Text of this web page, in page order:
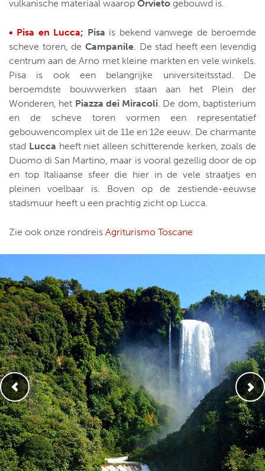
vulkanische materiaal waarop Orvieto gebouwd is.
• Pisa en Lucca; Pisa is bekend vanwege de beroemde
scheve toren, de Campanile. De stad heeft een levendig
centrum aan de Arno met kleine markten en vele winkels.
Pisa is ook een belangrijke universiteitsstad. De
beroemdste bouwwerken staan aan het Plein der
Wonderen, het Piazza dei Miracoli. De dom, baptisterium
en de scheve toren vormen een representatief
gebouwencomplex uit de 11e en 12e eeuw. De charmante
stad Lucca heeft niet alleen schitterende kerken, zoals de
Duomo di San Martino, maar is vooral gezellig door de op
en top Italiaanse sfeer die hier in de vele straatjes en
pleinen voelbaar is. Boven op de zestiende-eeuwse
stadsmuur heeft u een prachtig zicht op Lucca.
Zie ook onze rondreis Agriturismo Toscane